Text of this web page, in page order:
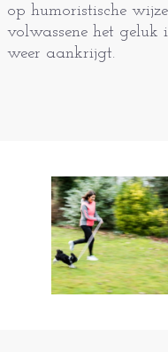
op humoristische
volwassene het geluk
weer aankrijgt.